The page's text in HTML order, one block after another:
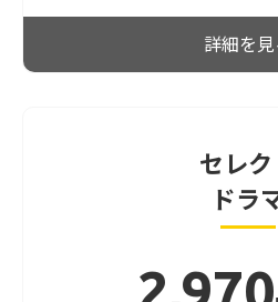
詳細を見
セレク
ドラ
2,970